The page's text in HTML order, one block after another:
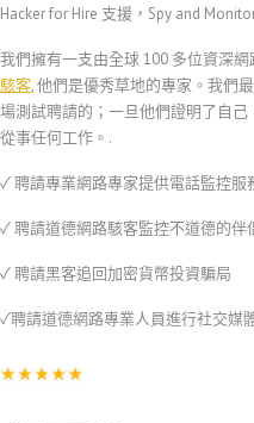
Hacker for Hire 支援，Spy and
我們擁有一支由全球 100 多位資深
駭客, 他們是優秀草地的專家。我們
場測試聘請的；一旦他們證明了自己
從事任何工作。.
✓ 聘請專業網路專家提供電話監控服
✓ 聘請道德網路駭客監控不道德的伴
✓ 聘請黑客追回加密貨幣投資騙局
✓聘請道德網路專業人員進行社交媒